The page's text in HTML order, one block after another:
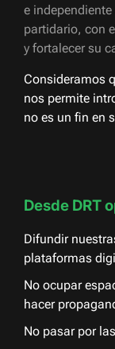
e
partidario, con
y fortalecer su
Consideramos
nos permite
no es un fin en
Desde DRT
Difundir
plataformas
No ocupar
hacer
No pasar por